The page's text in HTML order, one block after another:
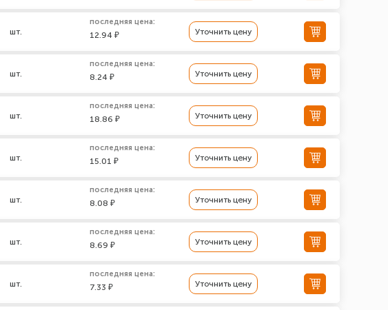
шт.
последняя цена:
12.94 ₽ Уточнить цену
шт.
последняя цена:
8.24 ₽ Уточнить цену
шт.
последняя цена:
18.86 ₽ Уточнить цену
шт.
последняя цена:
15.01 ₽ Уточнить цену
шт.
последняя цена:
8.08 ₽ Уточнить цену
шт.
последняя цена:
8.69 ₽ Уточнить цену
шт.
последняя цена:
7.33 ₽ Уточнить цену